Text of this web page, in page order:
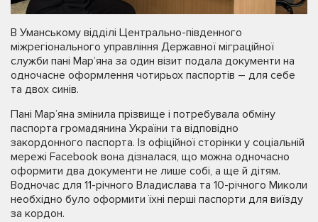
В Уманському відділі Центрально-південного
міжрегіонального управління Державної міграційної
служби пані Мар’яна за один візит подала документи на
одночасне оформлення чотирьох паспортів – для себе
та двох синів.
Пані Мар’яна змінила прізвище і потребувала обміну
паспорта громадянина України та відповідно
закордонного паспорта. Із офіційної сторінки у соціальній
мережі Facebook вона дізналася, що можна одночасно
оформити два документи не лише собі, а ще й дітям.
Водночас для 11-річного Владислава та 10-річного Миколи
необхідно було оформити їхні перші паспорти для виїзду
за кордон.